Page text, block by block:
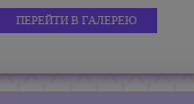
ПЕРЕЙТИ В ГАЛЕРЕЮ